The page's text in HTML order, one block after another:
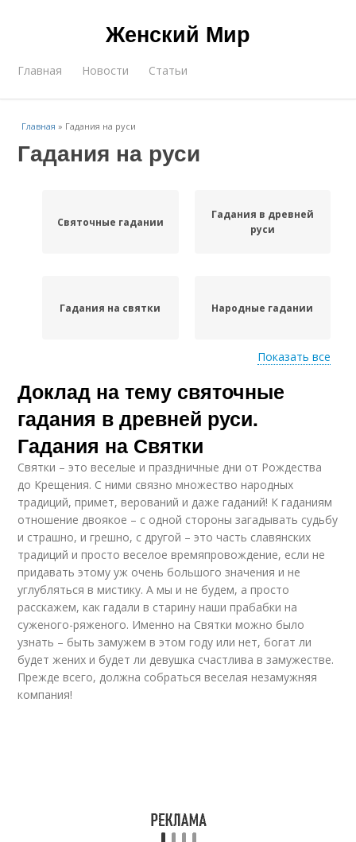
Женский Мир
Главная Новости Статьи
Главная » Гадания на руси
Гадания на руси
Святочные гадании
Гадания в древней
руси
Гадания на святки Народные гадании
Рождественские
гадании
Крещенские гадании
Русские гадании Святки на руси
Популярные гадании Гадания на святках
Гадания на таро
Гадания на
рождество
Гадания для девушек
Показать все
Доклад на тему святочные
гадания в древней руси.
Гадания на Святки
Святки – это веселые и праздничные дни от Рождества
до Крещения. С ними связно множество народных
традиций, примет, верований и даже гаданий! К гаданиям
отношение двоякое – с одной стороны загадывать судьбу
и страшно, и грешно, с другой – это часть славянских
традиций и просто веселое времяпровождение, если не
придавать этому уж очень большого значения и не
углубляться в мистику. А мы и не будем, а просто
расскажем, как гадали в старину наши прабабки на
суженого-ряженого. Именно на Святки можно было
узнать – быть замужем в этом году или нет, богат ли
будет жених и будет ли девушка счастлива в замужестве.
Прежде всего, должна собраться веселая незамужняя
компания!